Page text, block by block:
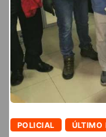
POLICIAL ÚLTIMO